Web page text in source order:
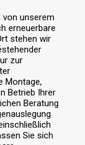
unserem
erneuerbare
stehen wir
zur
Montage,
Betrieb Ihrer
Beratung
Sie sich